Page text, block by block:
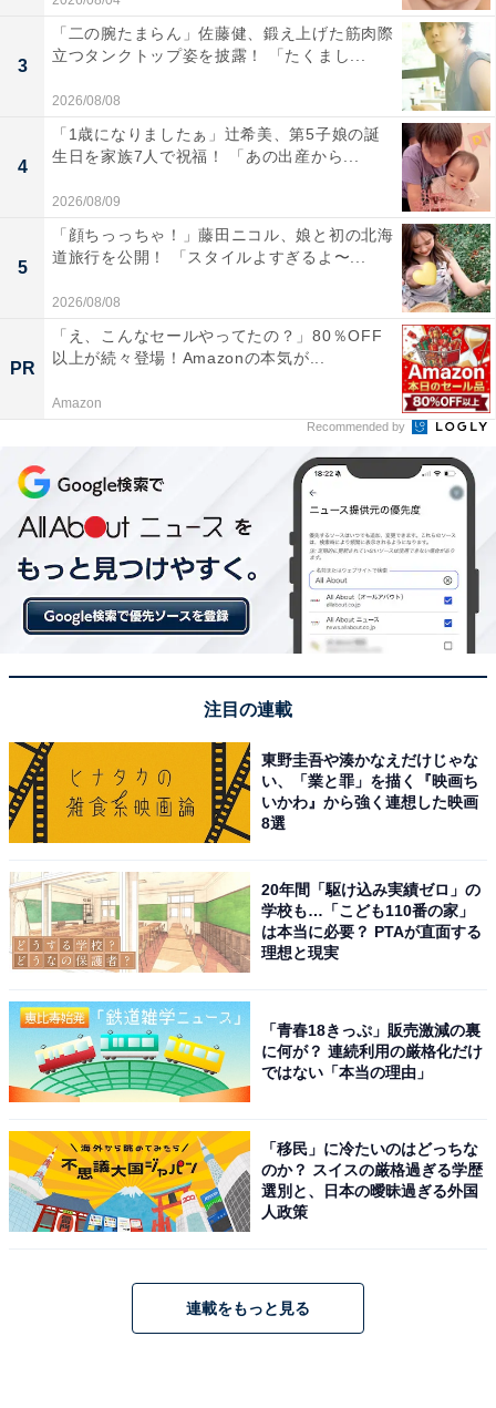
3
「二の腕たまらん」佐藤健、鍛え上げた筋肉際
立つタンクトップ姿を披露！ 「たくまし...
2026/08/08
4
「1歳になりましたぁ」辻希美、第5子娘の誕
生日を家族7人で祝福！ 「あの出産から...
2026/08/09
5
「顔ちっっちゃ！」藤田ニコル、娘と初の北海
道旅行を公開！ 「スタイルよすぎるよ〜...
2026/08/08
PR
「え、こんなセールやってたの？」80％OFF
以上が続々登場！Amazonの本気が...
Amazon
Recommended by
注目の連載
東野圭吾や湊かなえだけじゃな
い、「業と罪」を描く『映画ち
いかわ』から強く連想した映画
8選
20年間「駆け込み実績ゼロ」の
学校も…「こども110番の家」
は本当に必要？ PTAが直面する
理想と現実
「青春18きっぷ」販売激減の裏
に何が？ 連続利用の厳格化だけ
ではない「本当の理由」
「移民」に冷たいのはどっちな
のか？ スイスの厳格過ぎる学歴
選別と、日本の曖昧過ぎる外国
人政策
連載をもっと見る